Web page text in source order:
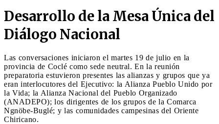
Desarrollo de la Mesa Única del
Diálogo Nacional
Las conversaciones iniciaron el martes 19 de julio en la
provincia de Coclé como sede neutral. En la reunión
preparatoria estuvieron presentes las alianzas y grupos que ya
eran interlocutores del Ejecutivo: la Alianza Pueblo Unido por
la Vida; la Alianza Nacional del Pueblo Organizado
(ANADEPO); los dirigentes de los grupos de la Comarca
Ngnöbe-Buglé; y las comunidades campesinas del Oriente
Chiricano.